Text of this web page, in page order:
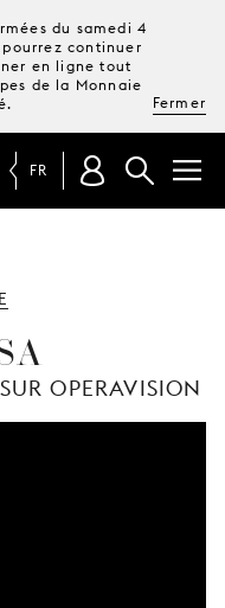
du samedi 4
continuer
en ligne tout
de la Monnaie
Fermer
TICKETS &
FR
OPERAVISION